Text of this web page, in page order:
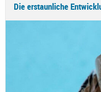
Die erstaunliche